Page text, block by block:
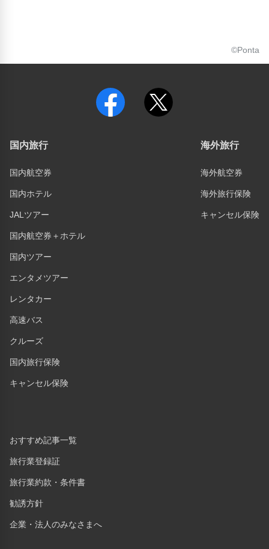
©Ponta
国内旅行
国内航空券
国内ホテル
JALツアー
国内航空券＋ホテル
国内ツアー
エンタメツアー
レンタカー
高速バス
クルーズ
国内旅行保険
キャンセル保険
おすすめ記事一覧
旅行業登録証
旅行業約款・条件書
勧誘方針
企業・法人のみなさまへ
海外旅行
海外航空券
海外旅行保険
キャンセル保険